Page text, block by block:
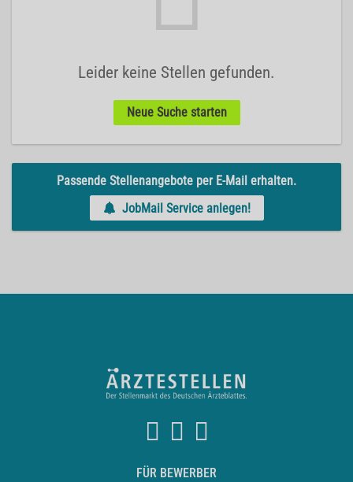
Leider keine Stellen gefunden.
Neue Suche starten
Passende Stellenangebote per E-Mail erhalten.
JobMail Service anlegen!
FÜR BEWERBER